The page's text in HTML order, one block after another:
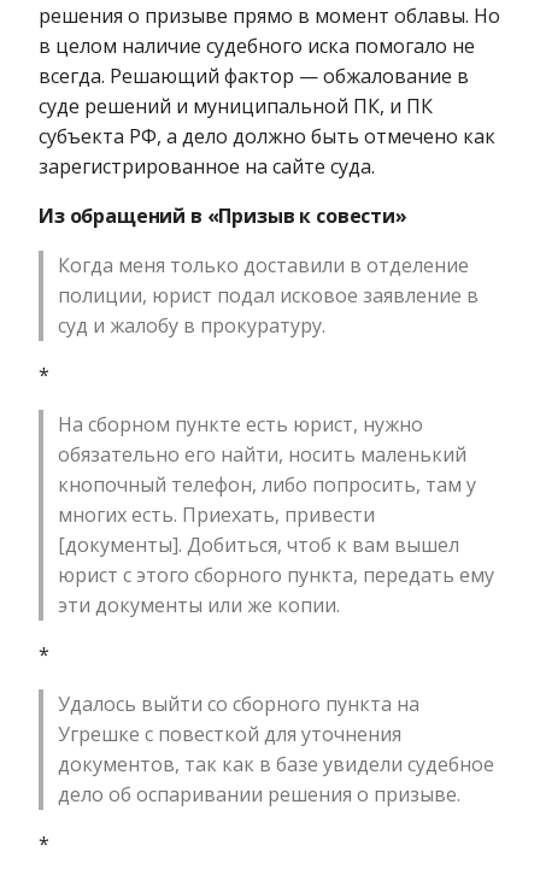
решения о призыве прямо в момент облавы. Но
в целом наличие судебного иска помогало не
всегда. Решающий фактор — обжалование в
суде решений и муниципальной ПК, и ПК
субъекта РФ, а дело должно быть отмечено как
зарегистрированное на сайте суда.
Из обращений в «Призыв к совести»
Когда меня только доставили в отделение
полиции, юрист подал исковое заявление в
суд и жалобу в прокуратуру.
*
На сборном пункте есть юрист, нужно
обязательно его найти, носить маленький
кнопочный телефон, либо попросить, там у
многих есть. Приехать, привести
[документы]. Добиться, чтоб к вам вышел
юрист с этого сборного пункта, передать ему
эти документы или же копии.
*
Удалось выйти со сборного пункта на
Угрешке с повесткой для уточнения
документов, так как в базе увидели судебное
дело об оспаривании решения о призыве.
*